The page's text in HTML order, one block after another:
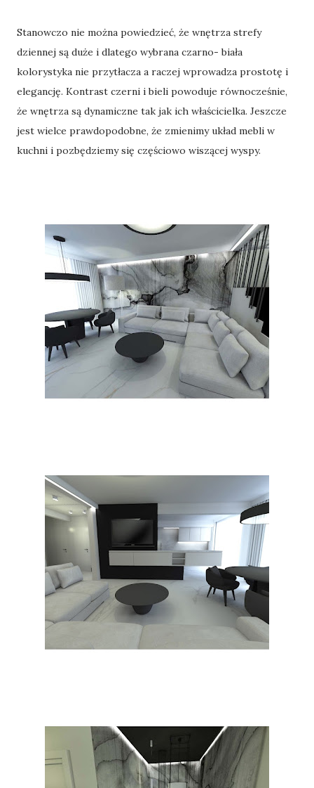
Stanowczo nie można powiedzieć, że wnętrza strefy
dziennej są duże i dlatego wybrana czarno- biała
kolorystyka nie przytłacza a raczej wprowadza prostotę i
elegancję. Kontrast czerni i bieli powoduje równocześnie,
że wnętrza są dynamiczne tak jak ich właścicielka. Jeszcze
jest wielce prawdopodobne, że zmienimy układ mebli w
kuchni i pozbędziemy się częściowo wiszącej wyspy.